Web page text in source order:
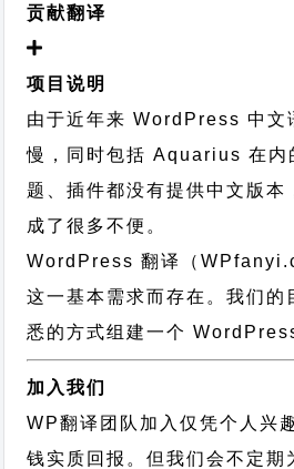
贡献翻译
项目说明
由于近年来 WordPress 中文
慢，同时包括 Aquarius 在内
题、插件都没有提供中文版本
成了很多不便。
WordPress 翻译（
这一基本需求而存在。我们的
悉的方式组建一个
加入我们
WP翻译团队加入仅凭个人兴
钱实质回报。但我们会不定期